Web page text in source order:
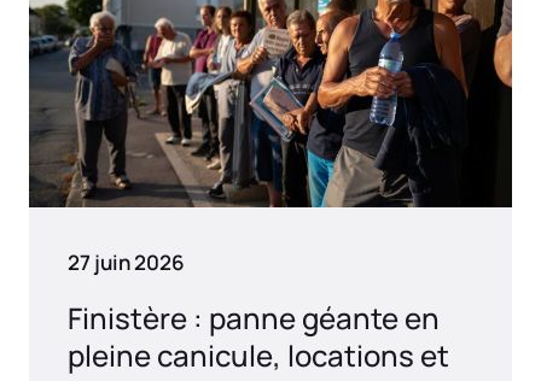
27 juin 2026
Finistère : panne géante en
pleine canicule, locations et